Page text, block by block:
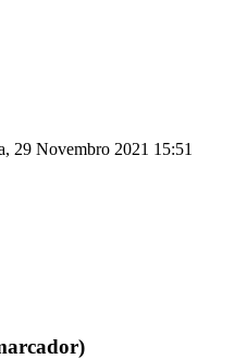
29 Novembro 2021 15:51